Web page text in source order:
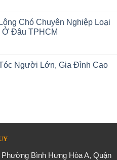
Chó Chuyên Nghiệp Loại
Ở Đâu TPHCM
Người Lớn, Gia Đình Cao
Bình Hưng Hòa A, Quận